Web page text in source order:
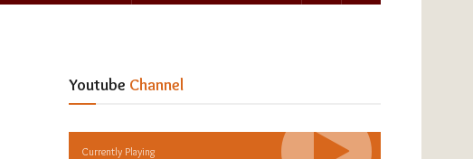
Youtube Channel
Currently Playing